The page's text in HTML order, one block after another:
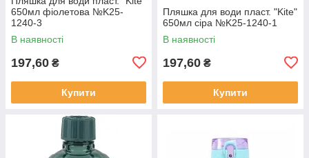
650мл фіолетова №K25-
1240-3
В наявності
197,60 ₴
Купити
Пляшка для води пласт. "Kite"
650мл сіра №K25-1240-1
В наявності
197,60 ₴
Купити